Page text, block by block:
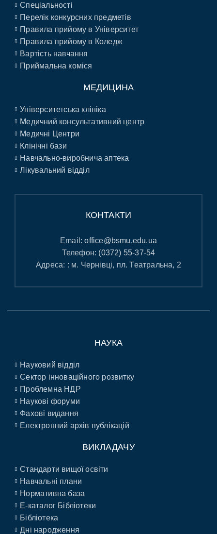
Спеціальності
Перелік конкурсних предметів
Правила прийому в Університет
Правила прийому в Коледж
Вартість навчання
Приймальна коміся
МЕДИЦИНА
Університетська клініка
Медичний консультативний центр
Медичні Центри
Клінічні бази
Навчально-виробнича аптека
Лікувальний відділ
КОНТАКТИ
Email:office@bsmu.edu.ua
Телефон: (0372) 55-37-54
Адреса: : м. Чернівці, пл. Театральна, 2
НАУКА
Науковий відділ
Сектор інноваційного розвитку
Проблемна НДР
Наукові форуми
Фахові видання
Електронний архів публікацій
ВИКЛАДАЧУ
Стандарти вищої освіти
Навчальні плани
Нормативна база
E-каталог Бібліотеки
Бібліотека
Дні народження